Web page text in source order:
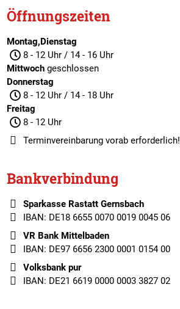
Öffnungszeiten
Montag,Dienstag
8 - 12 Uhr / 14 - 16 Uhr
Mittwochgeschlossen
Donnerstag
8 - 12 Uhr / 14 - 18 Uhr
Freitag
8 - 12 Uhr
Terminvereinbarungvorab erforderlich!
Bankverbindung
Sparkasse Rastatt Gernsbach
IBAN: DE18 6655 0070 0019 0045 06
VR Bank Mittelbaden
IBAN: DE97 6656 2300 0001 0154 00
Volksbank pur
IBAN: DE21 6619 0000 0003 3827 02